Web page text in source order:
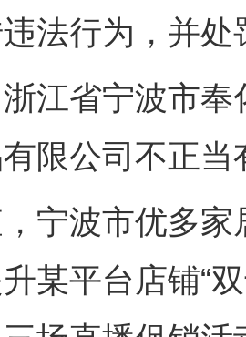
法行为，并
省宁波市奉
限公司不正当
波市优多家
某平台店铺“